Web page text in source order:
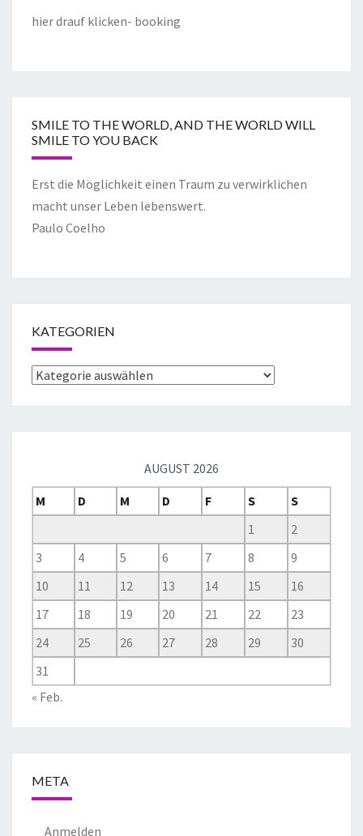
hier drauf klicken- booking
SMILE TO THE WORLD, AND THE WORLD WILL
SMILE TO YOU BACK
Erst die Möglichkeit einen Traum zu verwirklichen
macht unser Leben lebenswert.
Paulo Coelho
KATEGORIEN
AUGUST 2026
M
D M D F S
S
1
2
3
4 5 6 7 8
9
10
11 12 13 14 15
16
17
18 19 20 21 22
23
24
25 26 27 28 29
30
31
« Feb.
META
Anmelden